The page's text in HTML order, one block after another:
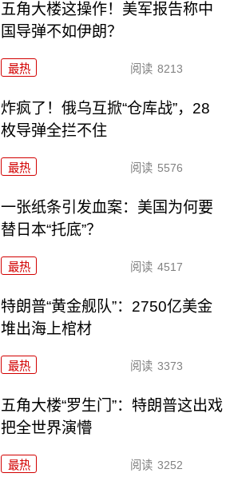
五角大楼这操作！美军报告称中
国导弹不如伊朗？
最热 阅读 8213
炸疯了！俄乌互掀“仓库战”，28
枚导弹全拦不住
最热 阅读 5576
一张纸条引发血案：美国为何要
替日本“托底”？
最热 阅读 4517
特朗普“黄金舰队”：2750亿美金
堆出海上棺材
最热 阅读 3373
五角大楼“罗生门”：特朗普这出戏
把全世界演懵
最热 阅读 3252